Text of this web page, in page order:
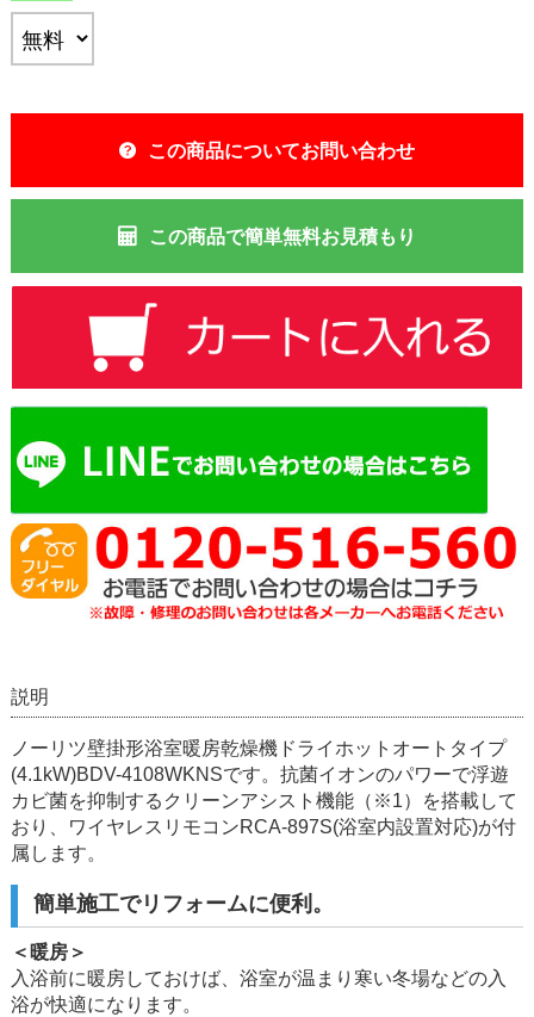
この商品についてお問い合わせ
この商品で簡単無料お見積もり
説明
ノーリツ壁掛形浴室暖房乾燥機ドライホットオートタイプ
(4.1kW)BDV-4108WKNSです。抗菌イオンのパワーで浮遊
カビ菌を抑制するクリーンアシスト機能（※1）を搭載して
おり、ワイヤレスリモコンRCA-897S(浴室内設置対応)が付
属します。
簡単施工でリフォームに便利。
＜暖房＞
入浴前に暖房しておけば、浴室が温まり寒い冬場などの入
浴が快適になります。